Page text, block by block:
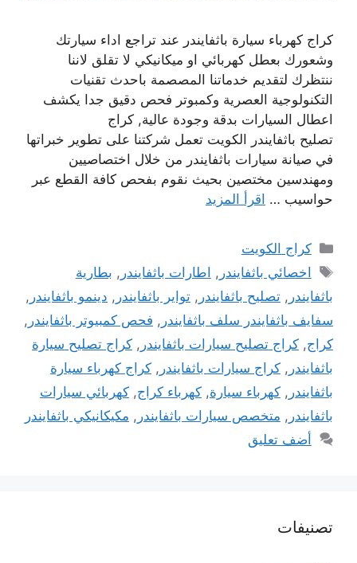
كراج كهرباء سيارة باثفايندر عند تراجع اداء سيارتك
وشعورك بعطل كهربائي او ميكانيكي لا تقلق لاننا
ننتظرك لتقديم خدماتنا المصصمة باحدث تقنيات
التكنولوجية العصرية وكمبوتر فحص دقيق جدا يكشف
اعطال السيارات بدقة وجودة عالية, كراج
تصليح باثفايندر الكويت تعمل شركتنا على تطوير خبراتها
في صيانة سيارات باثفايندر من خلال اختصاصيين
ومهندسين مختصين بحيث نقوم بفحص كافة القطع عبر
حواسيب … اقرأ المزيد
التصنيفات
كراج الكويت
الوسوم
اخصائي باثفايندر , اطارات باثفايندر , بطارية
باثفايندر , تصليح باثفايندر , تواير باثفايندر , دينمو باثفايندر ,
سفايف باثفايندر سلف باثفايندر , فحص كمبيوتر باثفايندر ,
كراج, كراج تصليح سيارات باثفايندر , كراج تصليح سيارة
باثفايندر , كراج سيارات باثفايندر , كراج كهرباء سيارة
باثفايندر , كهرباء سيارة, كهرباء كراج, كهربائي سيارات
باثفايندر , متخصص سيارات باثفايندر , مكيكانيكي باثفايندر
أضف تعليق
تصنيفات